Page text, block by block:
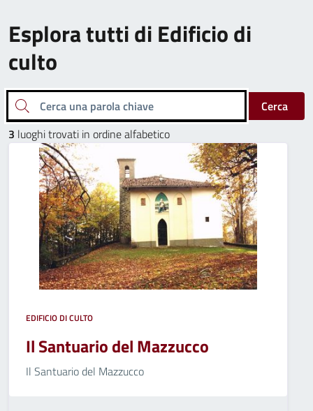
Esplora tutti di Edificio di
culto
Cerca una parola chiave
Cerca
3 luoghi trovati in ordine alfabetico
EDIFICIO DI CULTO
Il Santuario del Mazzucco
Il Santuario del Mazzucco